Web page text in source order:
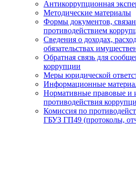
Антикоррупционная
Методические материалы
Формы документов,
противодействием
Сведения о доходах,
обязательствах
Обратная связь для
коррупции
Меры юридической
Информационные
Нормативные правовые и
противодействия
Комиссия по
ГБУЗ ГП49 (протоколы,